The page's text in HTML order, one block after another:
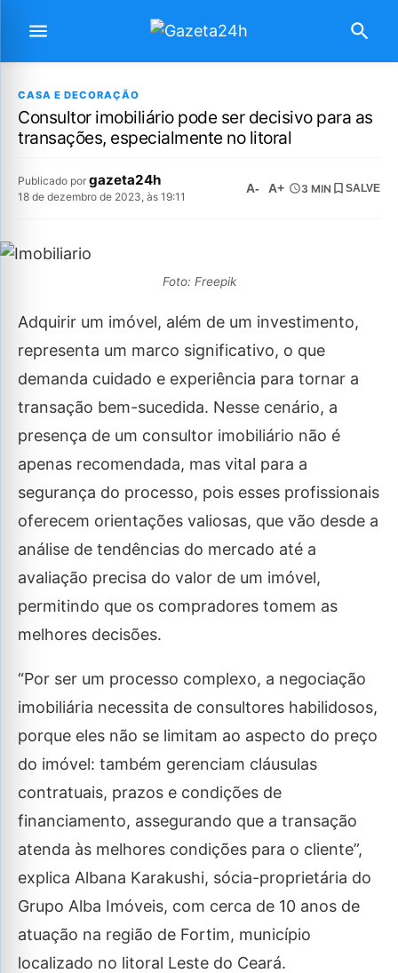
CASA E DECORAÇÃO
Consultor imobiliário pode ser decisivo para as
transações, especialmente no litoral
Publicado por gazeta24h
18 de dezembro de 2023, às 19:11
A- A+ 3 MIN SALVE
Foto: Freepik
Adquirir um imóvel, além de um investimento,
representa um marco significativo, o que
demanda cuidado e experiência para tornar a
transação bem-sucedida. Nesse cenário, a
presença de um consultor imobiliário não é
apenas recomendada, mas vital para a
segurança do processo, pois esses profissionais
oferecem orientações valiosas, que vão desde a
análise de tendências do mercado até a
avaliação precisa do valor de um imóvel,
permitindo que os compradores tomem as
melhores decisões.
“Por ser um processo complexo, a negociação
imobiliária necessita de consultores habilidosos,
porque eles não se limitam ao aspecto do preço
do imóvel: também gerenciam cláusulas
contratuais, prazos e condições de
financiamento, assegurando que a transação
atenda às melhores condições para o cliente”,
explica Albana Karakushi, sócia-proprietária do
Grupo Alba Imóveis, com cerca de 10 anos de
atuação na região de Fortim, município
localizado no litoral Leste do Ceará.